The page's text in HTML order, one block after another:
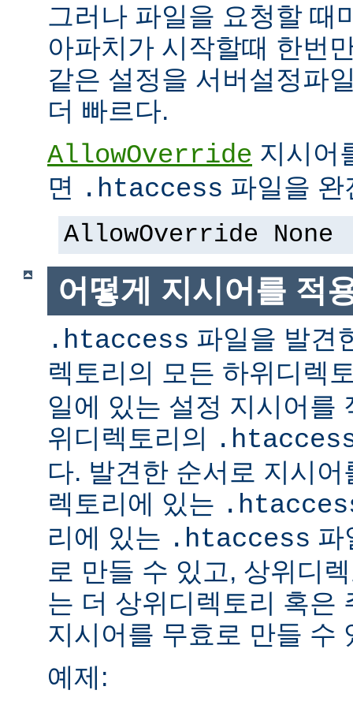
그러나 파일을 요청할 때
아파치가 시작할때 한번
같은 설정을 서버설정파
더 빠르다.
AllowOverride 지시어
면 .htaccess 파일을
AllowOverride None
어떻게 지시어를 적
.htaccess 파일을 발견
렉토리의 모든 하위디렉
일에 있는 설정 지시어를
위디렉토리의
다. 발견한 순서로 지시
렉토리에 있는
리에 있는 .htaccess 파
로 만들 수 있고, 상위디
는 더 상위디렉토리 혹은
지시어를 무효로 만들 수
예제: